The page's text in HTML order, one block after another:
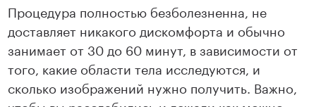
Процедура полностью безболезненна, не
доставляет никакого дискомфорта и обычно
занимает от 30 до 60 минут, в зависимости от
того, какие области тела исследуются, и
сколько изображений нужно получить. Важно,